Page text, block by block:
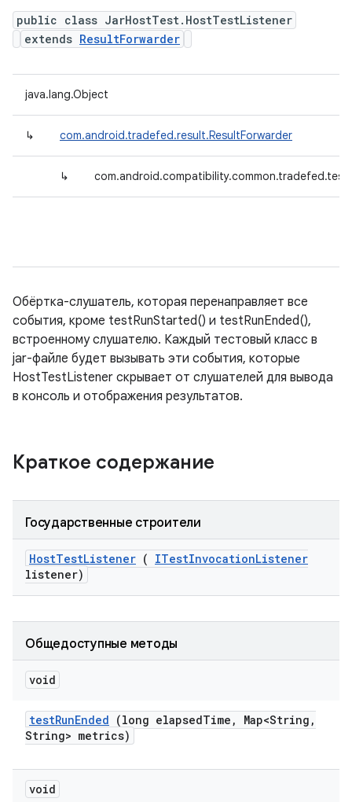
public class JarHostTest.HostTestListener
extends ResultForwarder
java.lang.Object
↳ com.android.tradefed.result.ResultForwarder
↳
Обёртка-слушатель, которая перенаправляет все
события, кроме testRunStarted() и testRunEnded(),
встроенному слушателю. Каждый тестовый класс в
jar-файле будет вызывать эти события, которые
HostTestListener скрывает от слушателей для вывода
в консоль и отображения результатов.
Краткое содержание
Государственные строители
HostTestListener ( ITestInvocationListener
listener)
Общедоступные методы
void
testRunEnded (long elapsedTime , Map<String ,
String> metrics)
void